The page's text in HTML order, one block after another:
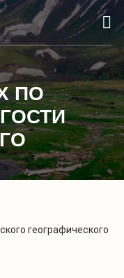
ПО
географического